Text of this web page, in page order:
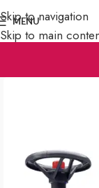
Skip to navigation
Skip to main
MENU